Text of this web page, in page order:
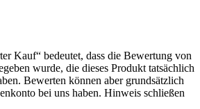
Kauf“ bedeutet, dass die Bewertung von
wurde, die dieses Produkt tatsächlich
Bewerten können aber grundsätzlich
bei uns haben. Hinweis schließen